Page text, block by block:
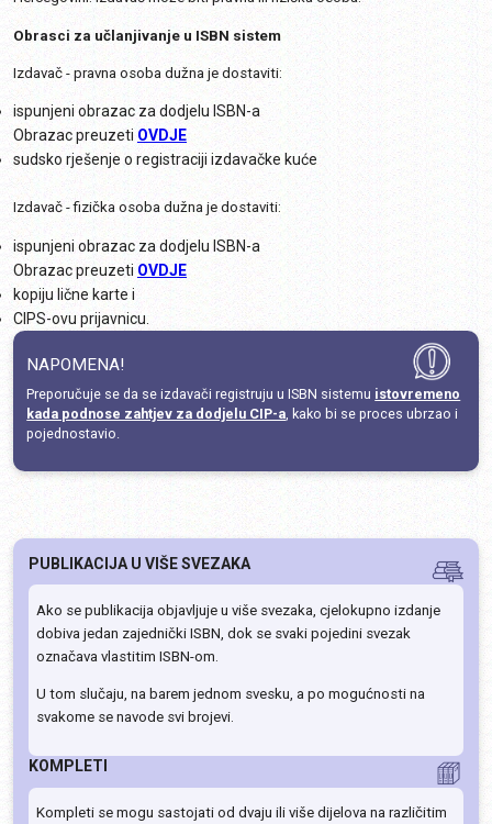
Obrasci za učlanjivanje u ISBN sistem
Izdavač - pravna osoba dužna je dostaviti:
ispunjeni obrazac za dodjelu ISBN-a
Obrazac preuzeti OVDJE
sudsko rješenje o registraciji izdavačke kuće
Izdavač - fizička osoba dužna je dostaviti:
ispunjeni obrazac za dodjelu ISBN-a
Obrazac preuzeti OVDJE
kopiju lične karte i
CIPS-ovu prijavnicu.
NAPOMENA!
Preporučuje se da se izdavači registruju u ISBN sistemu istovremeno
kada podnose zahtjev za dodjelu CIP-a, kako bi se proces ubrzao i
pojednostavio.
PUBLIKACIJA U VIŠE SVEZAKA
Ako se publikacija objavljuje u više svezaka, cjelokupno izdanje
dobiva jedan zajednički ISBN, dok se svaki pojedini svezak
označava vlastitim ISBN-om.
U tom slučaju, na barem jednom svesku, a po mogućnosti na
svakome se navode svi brojevi.
KOMPLETI
Kompleti se mogu sastojati od dvaju ili više dijelova na različitim